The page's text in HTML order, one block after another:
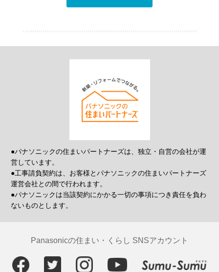
●パナソニックの住まいパートナーズは、独立・自営の会社が運
営しています。
●工事請負契約は、お客様とパナソニックの住まいパートナーズ
運営会社との間で行われます。
●パナソニックは当該契約にかかる一切の事項につき責任を負わ
ないものとします。
Panasonicの住まい・くらし SNSアカウント